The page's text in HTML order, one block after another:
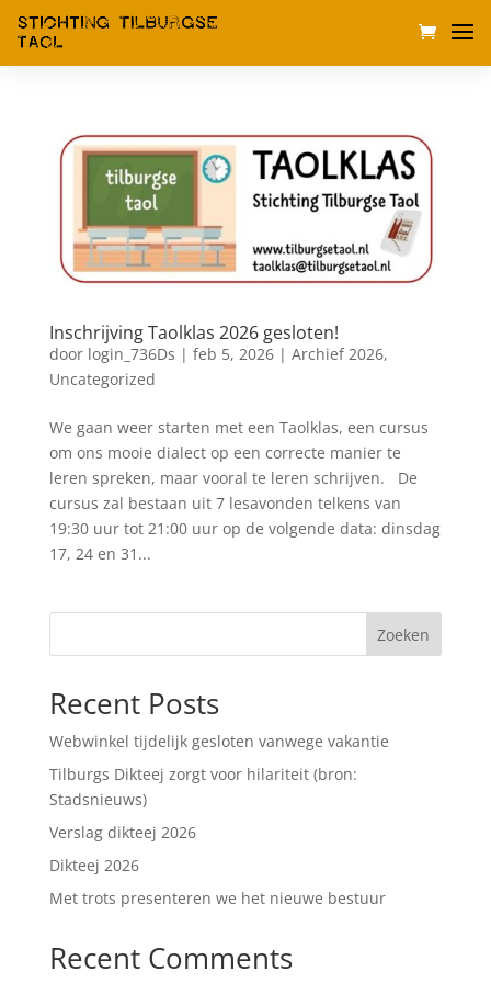
Inschrijving Taolklas 2026 gesloten!
door login_736Ds | feb 5, 2026| Archief 2026,
Uncategorized
We gaan weer starten met een Taolklas, een cursus
om ons mooie dialect op een correcte manier te
leren spreken, maar vooral te leren schrijven. De
cursus zal bestaan uit 7 lesavonden telkens van
19:30 uur tot 21:00 uur op de volgende data: dinsdag
17, 24 en 31...
Zoeken
Recent Posts
Webwinkel tijdelijk gesloten vanwege vakantie
Tilburgs Dikteej zorgt voor hilariteit (bron:
Stadsnieuws)
Verslag dikteej 2026
Dikteej 2026
Met trots presenteren we het nieuwe bestuur
Recent Comments